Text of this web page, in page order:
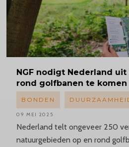
NGF nodigt Nederland
rond golfbanen te
Nederland telt ongeveer 250
natuurgebieden op en rond
BONDEN
09 MEI 2025